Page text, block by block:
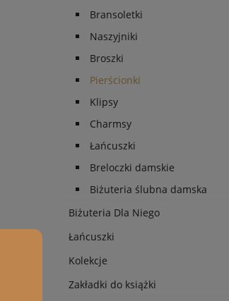
Bransoletki
Naszyjniki
Broszki
Pierścionki
Klipsy
Charmsy
Łańcuszki
Breloczki damskie
Biżuteria ślubna damska
Biżuteria Dla Niego
Łańcuszki
Kolekcje
Zakładki do książki